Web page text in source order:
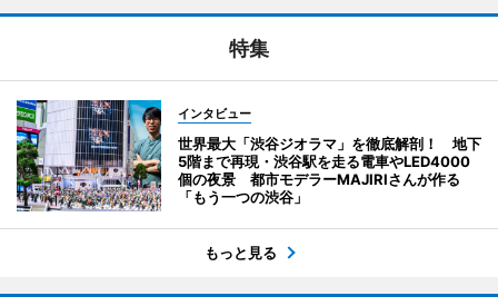
特集
インタビュー
世界最大「渋谷ジオラマ」を徹底解剖！ 地下
5階まで再現・渋谷駅を走る電車やLED4000
個の夜景 都市モデラーMAJIRIさんが作る
「もう一つの渋谷」
もっと見る